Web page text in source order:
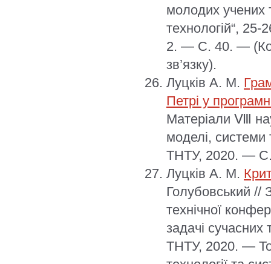
молодих учених
технологій“,
2. — С. 40. —
зв’язку).
Луцків А. М.
Петрі у
Матеріали Ⅷ
моделі, системи
ТНТУ, 2020. — С.
Луцків А. М.
Голубовський //
технічної
задачі
ТНТУ, 2020. —